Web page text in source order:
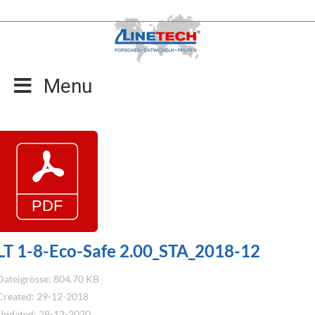
Inhalt
Menu
1-8-Eco-Safe 2.00_STA_2018-12
804.70 KB
29-12-2018